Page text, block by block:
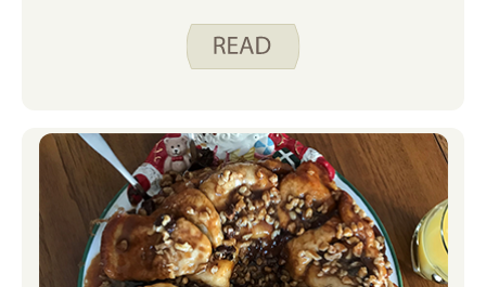
وجودي هذا الشهر بعضا من أقوى ذكرياتنا
الغذائية.